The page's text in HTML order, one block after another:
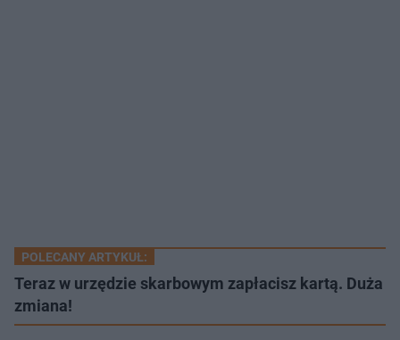
POLECANY ARTYKUŁ:
Teraz w urzędzie skarbowym zapłacisz kartą. Duża
zmiana!